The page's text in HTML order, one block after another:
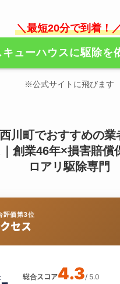
＼最短20分で到着！
キューハウスに駆除を
※公式サイトに飛びます
西川町でおすすめの
創業46年×損害賠償
ロアリ駆除専門
評価第3位
セス
総合スコア4.3/ 5.0